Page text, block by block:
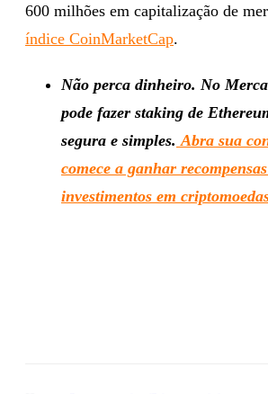
600 milhões em capitalização de
índice CoinMarketCap.
Não perca dinheiro. No
pode fazer staking de
segura e simples. Abra sua
comece a ganhar
investimentos em